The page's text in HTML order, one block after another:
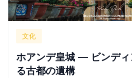
文化
ホアンデ皇城 — ビンディ
る古都の遺構